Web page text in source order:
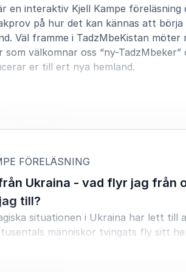
en interaktiv Kjell Kampe föreläsning
på hur det kan kännas att börja
Väl framme i TadzMbeKistan möter
som välkomnar oss “ny-TadzMbeker”
er till ert nya hemland.
tadzMbeKiska glider föreställningen
som väcker insikter om hur vi på
hjälpa och bemöta den som är ny
FÖRELÄSNING
Ukraina - vad flyr jag från
till?
situationen i Ukraina har lett till
människor tvingats fly sitt
länge varit en förtryck del i det forna